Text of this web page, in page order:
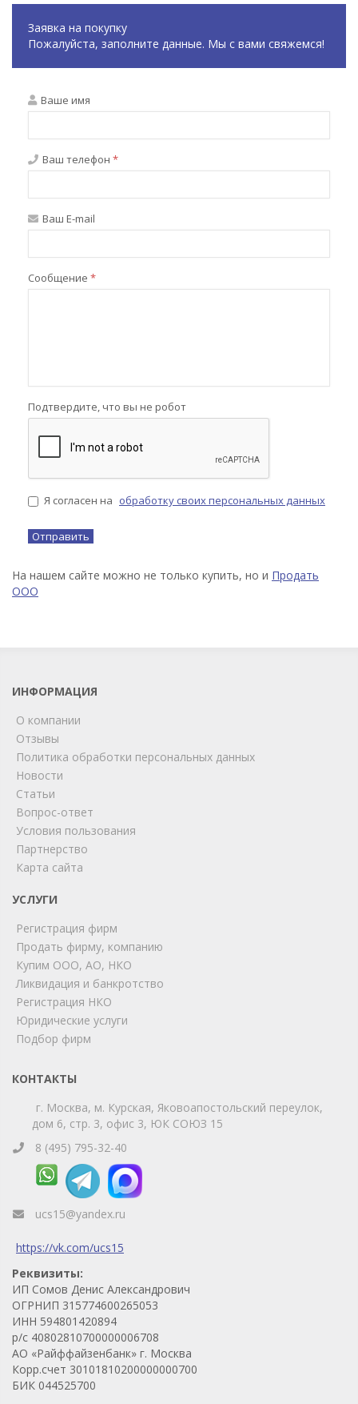
Заявка на покупку
Пожалуйста, заполните данные. Мы с вами свяжемся!
Ваше имя
Ваш телефон *
Ваш E-mail
Сообщение *
Подтвердите, что вы не робот
Я согласен на обработку своих персональных данных
На нашем сайте можно не только купить, но и Продать
ООО
ИНФОРМАЦИЯ
О компании
Отзывы
Политика обработки персональных данных
Новости
Статьи
Вопрос-ответ
Условия пользования
Партнерство
Карта сайта
УСЛУГИ
Регистрация фирм
Продать фирму, компанию
Купим ООО, АО, НКО
Ликвидация и банкротство
Регистрация НКО
Юридические услуги
Подбор фирм
КОНТАКТЫ
г. Москва, м. Курская, Яковоапостольский переулок,
дом 6, стр. 3, офис 3, ЮК СОЮЗ 15
8 (495) 795-32-40
ucs15@yandex.ru
https://vk.com/ucs15
Реквизиты:
ИП Сомов Денис Александрович
ОГРНИП 315774600265053
ИНН 594801420894
р/с 40802810700000006708
АО «Райффайзенбанк» г. Москва
Корр.счет 30101810200000000700
БИК 044525700
online
Позвоните нам или свяжитесь с нами через любой
удобный мессенджер!
Telegram
Телефон